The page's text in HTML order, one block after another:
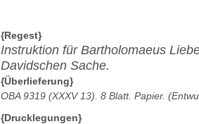
{Regest}
Instruktion für Bartholomaeus
Davidschen Sache.
{Überlieferung}
OBA 9319 (XXXV 13). 8 Blatt. Papier.
{Drucklegungen}